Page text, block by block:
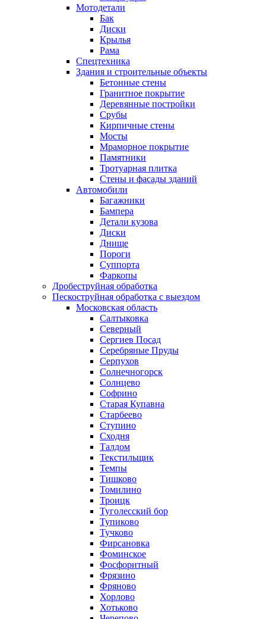
Мотодетали
Бак
Диски
Крылья
Рама
Спецтехника
Здания и строительные объекты
Бетонные стены
Гранитное покрытие
Деревянные постройки
Срубы
Кирпичные стены
Мосты
Мраморное покрытие
Памятники
Тротуарная плитка
Стены и фасады зданий
Автомобили
Багажники
Бампера
Детали кузова
Диски
Днище
Пороги
Суппорта
Фаркопы
Дробеструйная обработка
Пескоструйная обработка с выездом
Московская область
Салтыковка
Северный
Сергиев Посад
Серебряные Пруды
Серпухов
Солнечногорск
Солнцево
Софрино
Старая Купавна
Старбеево
Ступино
Сходня
Талдом
Текстильщик
Темпы
Тишково
Томилино
Троицк
Туголесский бор
Тупиково
Тучково
Фирсановка
Фоминское
Фосфоритный
Фрязино
Фряново
Хорлово
Хотьково